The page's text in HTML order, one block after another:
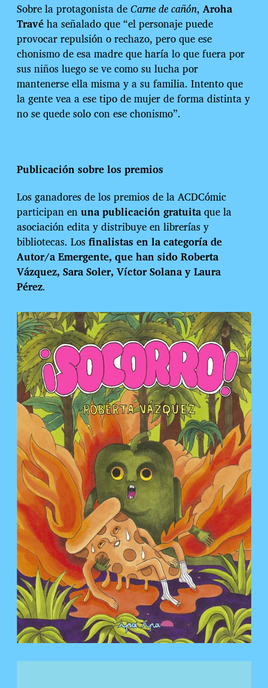
Sobre la protagonista deCarne de cañón, Aroha
Travéha señalado que “el personaje puede
provocar repulsión o rechazo, pero que ese
chonismo de esa madre que haría lo que fuera por
sus niños luego se ve como su lucha por
mantenerse ella misma y a su familia. Intento que
la gente vea a ese tipo de mujer de forma distinta y
no se quede solo con ese chonismo”.
Publicación sobre los premios
Los ganadores de los premios de la ACDCómic
participan enuna publicación gratuitaque la
asociación edita y distribuye en librerías y
bibliotecas. Losfinalistas en la categoría de
Autor/a Emergente, que han sido Roberta
Vázquez, Sara Soler, Víctor Solana y Laura
Pérez.